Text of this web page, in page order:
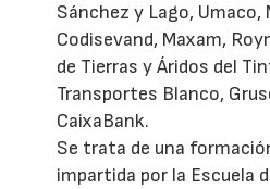
Sánchez y Lago, Umaco,
Codisevand, Maxam,
de Tierras y Áridos del
Transportes Blanco,
CaixaBank.
Se trata de una
impartida por la Escuela